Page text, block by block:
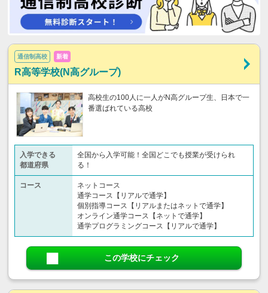
通信制高校 新着
R高等学校(N高グループ)
高校生の100人に一人がN高グループ生、日本で一
番選ばれている高校
入学できる
都道府県
全国から入学可能！全国どこでも授業が受けられ
る！
コース
ネットコース
通学コース【リアルで通学】
個別指導コース【リアルまたはネットで通学】
オンライン通学コース【ネットで通学】
通学プログラミングコース【リアルで通学】
この学校にチェック